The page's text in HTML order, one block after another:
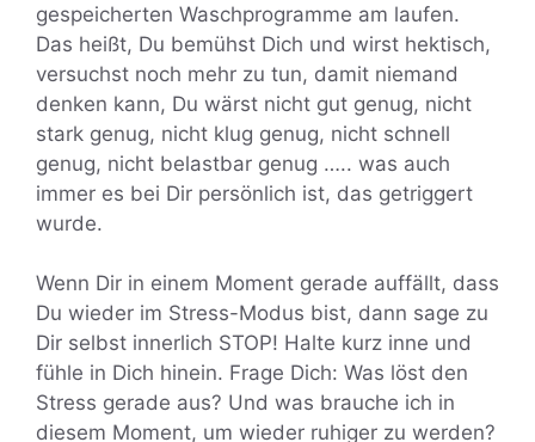
gespeicherten Waschprogramme am laufen.
Das heißt, Du bemühst Dich und wirst hektisch,
versuchst noch mehr zu tun, damit niemand
denken kann, Du wärst nicht gut genug, nicht
stark genug, nicht klug genug, nicht schnell
genug, nicht belastbar genug ….. was auch
immer es bei Dir persönlich ist, das getriggert
wurde.
Wenn Dir in einem Moment gerade auffällt, dass
Du wieder im Stress-Modus bist, dann sage zu
Dir selbst innerlich STOP! Halte kurz inne und
fühle in Dich hinein. Frage Dich: Was löst den
Stress gerade aus? Und was brauche ich in
diesem Moment, um wieder ruhiger zu werden?